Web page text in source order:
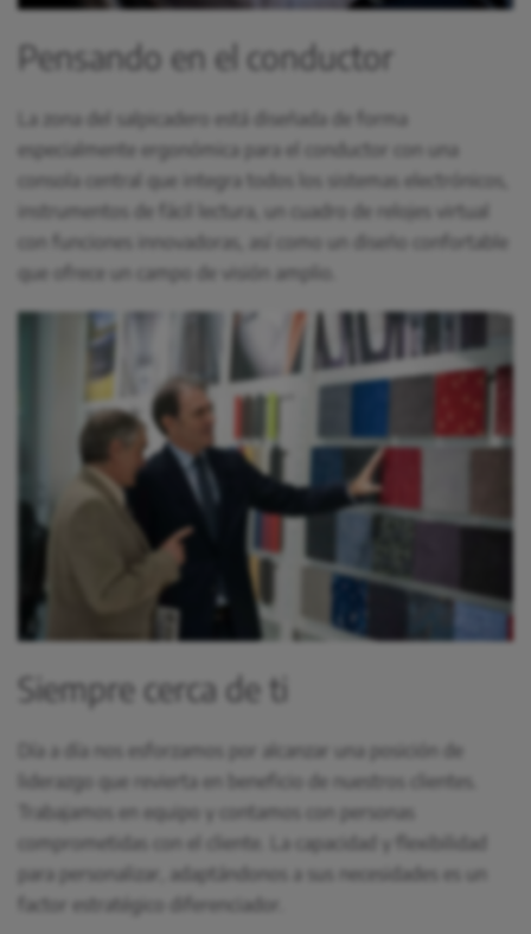
Pensando en el conductor
La zona del salpicadero está diseñada de forma
especialmente ergonómica para el conductor con una
consola central que integra todos los sistemas electrónicos,
instrumentos de fácil lectura, un cuadro de relojes virtual
con funciones innovadoras, así como un diseño confortable
que ofrece un campo de visión amplio.
Siempre cerca de ti
Día a día nos esforzamos por alcanzar una posición de
liderazgo que revierta en beneficio de nuestros clientes.
Trabajamos en equipo y contamos con personas
comprometidas con el cliente. La capacidad y flexibilidad
para personalizar, adaptándonos a sus necesidades es un
factor estratégico diferenciador.